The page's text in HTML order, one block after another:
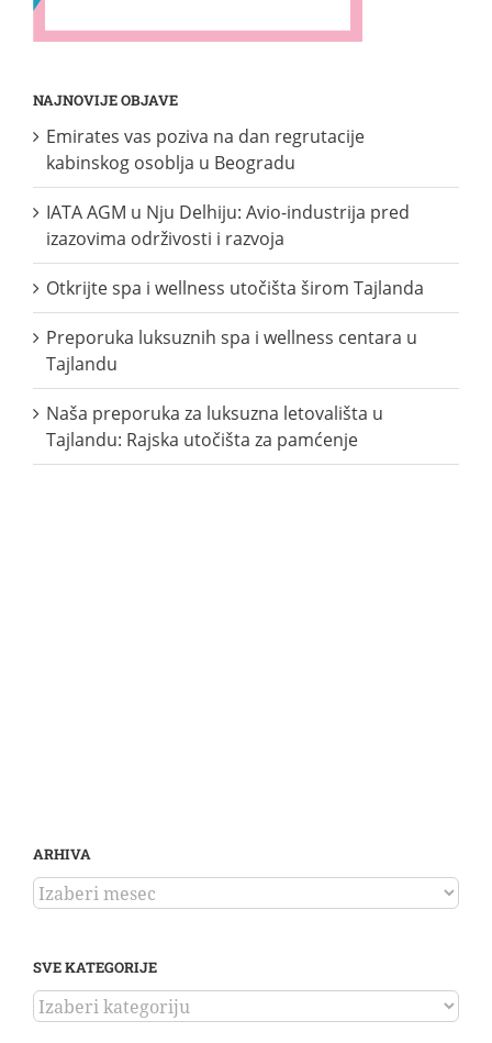
NAJNOVIJE OBJAVE
Emirates vas poziva na dan regrutacije
kabinskog osoblja u Beogradu
IATA AGM u Nju Delhiju: Avio-industrija pred
izazovima održivosti i razvoja
Otkrijte spa i wellness utočišta širom Tajlanda
Preporuka luksuznih spa i wellness centara u
Tajlandu
Naša preporuka za luksuzna letovališta u
Tajlandu: Rajska utočišta za pamćenje
ARHIVA
ARHIVA
SVE KATEGORIJE
SVE
KATEGORIJE